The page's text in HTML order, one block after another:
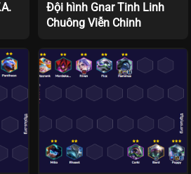
Đội hình Gnar Tinh Linh
Chuông Viễn Chinh